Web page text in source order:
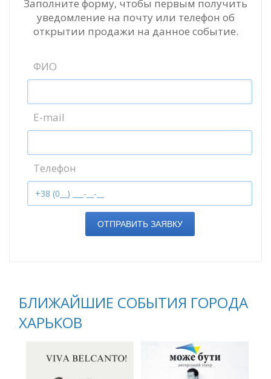
Заполните форму, чтобы первым получить
уведомление на почту или телефон об
открытии продажи на данное событие.
ФИО
E-mail
Телефон
ОТПРАВИТЬ ЗАЯВКУ
БЛИЖАЙШИЕ СОБЫТИЯ ГОРОДА
ХАРЬКОВ